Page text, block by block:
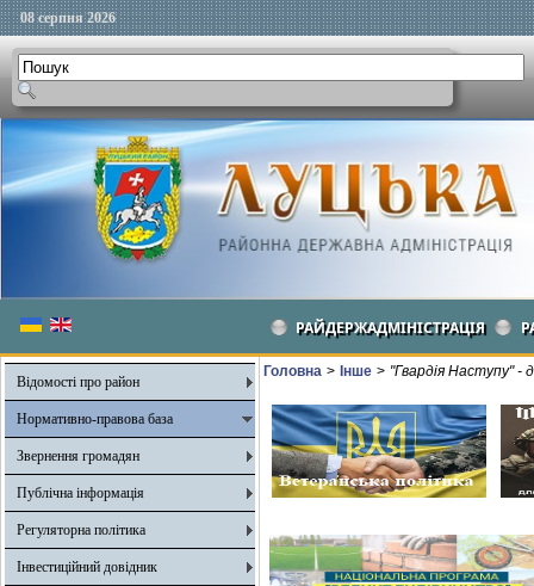
08 серпня 2026
РАЙДЕРЖАДМІНІСТРАЦІЯ
Відомості про район
Нормативно-правова база
Звернення громадян
Публічна інформація
Регуляторна політика
Інвестиційний довідник
Головна > Інше > "Гвардія Наступу" -